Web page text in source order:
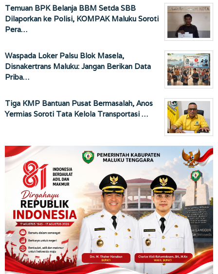
Temuan BPK Belanja BBM Setda SBB
Dilaporkan ke Polisi, KOMPAK Maluku Soroti
Pera…
Waspada Loker Palsu Blok Masela,
Disnakertrans Maluku: Jangan Berikan Data
Priba…
Tiga KMP Bantuan Pusat Bermasalah, Anos
Yermias Soroti Tata Kelola Transportasi …